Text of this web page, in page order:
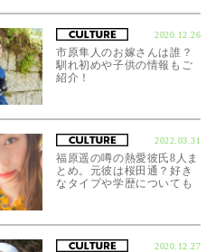
2020.12.26
市原隼人のお嫁さんは誰？
馴れ初めや子供の情報もご
紹介！
2022.03.31
福原遥の噂の熱愛彼氏8人ま
とめ。元彼は桜田通？好き
なタイプや学歴についても
2020.12.27